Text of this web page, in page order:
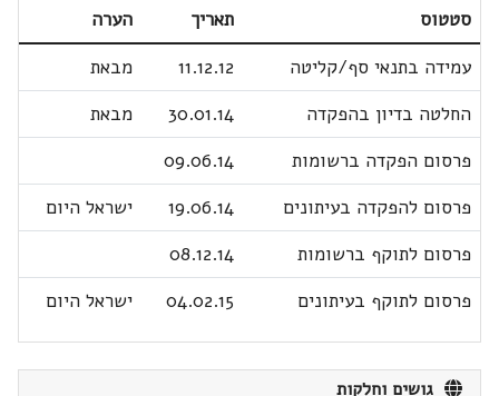
סטטוס תאריך
הערה
עמידה בתנאי סף/קליטה
11.12.12
מבאת
החלטה בדיון בהפקדה
30.01.14
מבאת
פרסום הפקדה ברשומות
09.06.14
פרסום להפקדה בעיתונים
19.06.14
ישראל היום
פרסום לתוקף ברשומות
08.12.14
פרסום לתוקף בעיתונים
04.02.15 ישראל היום
גושים וחלקות